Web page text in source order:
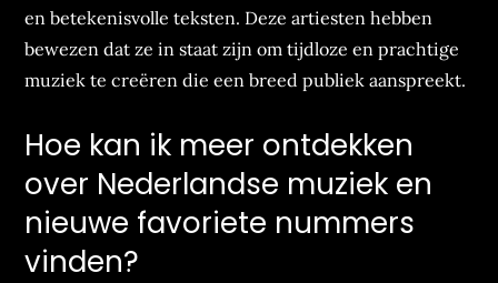
en betekenisvolle teksten. Deze artiesten hebben
bewezen dat ze in staat zijn om tijdloze en prachtige
muziek te creëren die een breed publiek aanspreekt.
Hoe kan ik meer ontdekken
over Nederlandse muziek en
nieuwe favoriete nummers
vinden?